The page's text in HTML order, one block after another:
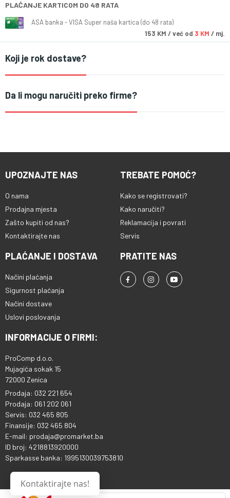
PLAĆANJE KARTICOM DO 48 RATA
ASA banka - VISA Super naša kartica (do 48 rata)
153 KM / već od 3 KM / mj.
Koji je rok dostave?
Da li mogu naručiti preko firme?
UPOZNAJTE NAS
O nama
Prodajna mjesta
Zašto kupiti od nas?
Kontaktirajte nas
TREBATE POMOĆ?
Kako se registrovati?
Kako naručiti?
Reklamacija i povrati
Servis
PLAĆANJE I DOSTAVA
Načini plaćanja
Sigurnost plaćanja
Načini dostave
Uslovi poslovanja
PRATITE NAS
INFORMACIJE O FIRMI:
ProComp d.o.o.
Mujagića sokak 15
72000 Zenica
Prodaja: 032 221 654
Prodaja: 061 202 061
Servis: 032 465 805
Finansije: 032 465 804
E-mail: prodaja@promarket.ba
ID broj: 4218813920000
Sparkasse banka: 1995130039753810
Kontaktirajte nas!